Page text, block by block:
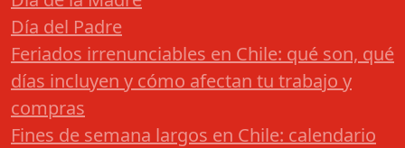
Día del Padre
Feriados irrenunciables en Chile: qué son, qué
días incluyen y cómo afectan tu trabajo y
compras
Fines de semana largos en Chile: calendario